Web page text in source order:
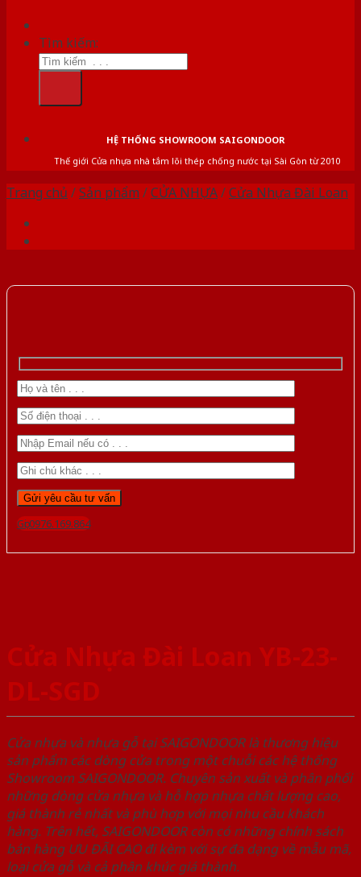
Tìm kiếm:
HỆ THỐNG SHOWROOM SAIGONDOOR
Thế giới Cửa nhựa nhà tắm lõi thép chống nước tại Sài Gòn từ 2010
Trang chủ /Sản phẩm /CỬA NHỰA/Cửa Nhựa Đài Loan
Gọi 0976.169.864
Cửa Nhựa Đài Loan YB-23-
DL-SGD
Cửa nhựa và nhựa gỗ tại SAIGONDOOR là thương hiệu
sản phẩm các dòng cửa trong một chuỗi các hệ thống
Showroom SAIGONDOOR. Chuyên sản xuất và phân phối
những dòng cửa nhựa và hỗ hợp nhựa chất lượng cao,
giá thành rẻ nhất và phù hợp với mọi nhu cầu khách
hàng. Trên hết, SAIGONDOOR còn có những chính sách
bán hàng ƯU ĐÃI CAO đi kèm với sự đa dạng về mẫu mã,
loại cửa gỗ và cả phân khúc giá thành.